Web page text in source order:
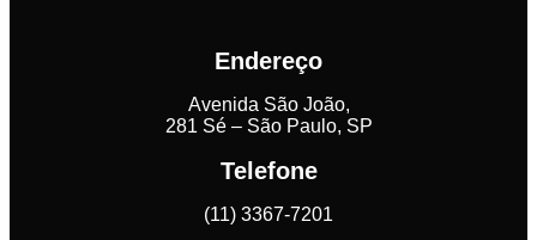
Endereço
Avenida São João,
281 Sé – São Paulo, SP
Telefone
(11) 3367-7201